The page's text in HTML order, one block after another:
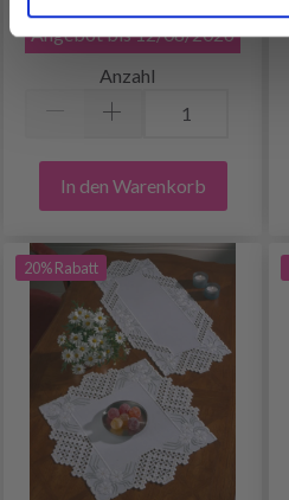
Angebot bis 12/08/2026
Anzahl
In den Warenkorb
20% Rabatt